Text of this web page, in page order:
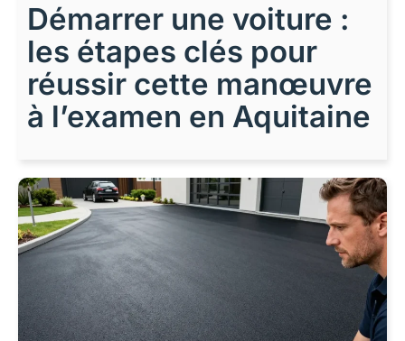
Démarrer une voiture :
les étapes clés pour
réussir cette manœuvre
à l’examen en Aquitaine